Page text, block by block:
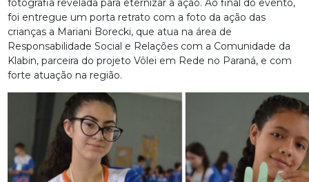
fotografia revelada para eternizar a ação. Ao final do evento,
foi entregue um porta retrato com a foto da ação das
crianças a Mariani Borecki, que atua na área de
Responsabilidade Social e Relações com a Comunidade da
Klabin, parceira do projeto Vôlei em Rede no Paraná, e com
forte atuação na região.